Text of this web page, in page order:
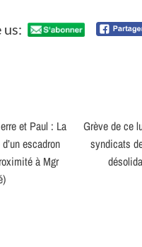
us:
et Paul : La
escadron
à Mgr
Grève de ce
syndicats